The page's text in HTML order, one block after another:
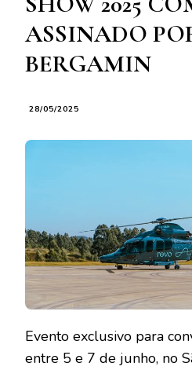
ASSINADO
BERGAMIN
28/05/2025
Evento exclusivo para
entre 5 e 7 de junho, no